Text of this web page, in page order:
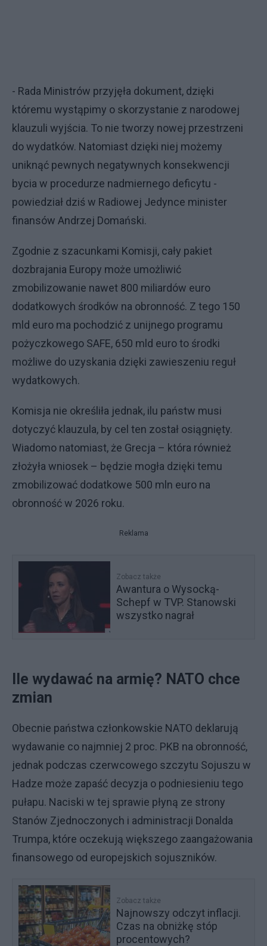
- Rada Ministrów przyjęła dokument, dzięki
któremu wystąpimy o skorzystanie z narodowej
klauzuli wyjścia. To nie tworzy nowej przestrzeni
do wydatków. Natomiast dzięki niej możemy
uniknąć pewnych negatywnych konsekwencji
bycia w procedurze nadmiernego deficytu -
powiedział dziś w Radiowej Jedynce minister
finansów Andrzej Domański.
Zgodnie z szacunkami Komisji, cały pakiet
dozbrajania Europy może umożliwić
zmobilizowanie nawet 800 miliardów euro
dodatkowych środków na obronność. Z tego 150
mld euro ma pochodzić z unijnego programu
pożyczkowego SAFE, 650 mld euro to środki
możliwe do uzyskania dzięki zawieszeniu reguł
wydatkowych.
Komisja nie określiła jednak, ilu państw musi
dotyczyć klauzula, by cel ten został osiągnięty.
Wiadomo natomiast, że Grecja – która również
złożyła wniosek – będzie mogła dzięki temu
zmobilizować dodatkowe 500 mln euro na
obronność w 2026 roku.
Reklama
Zobacz także
Awantura o Wysocką-
Schepf w TVP. Stanowski
wszystko nagrał
Ile wydawać na armię? NATO chce
zmian
Obecnie państwa członkowskie NATO deklarują
wydawanie co najmniej 2 proc. PKB na obronność,
jednak podczas czerwcowego szczytu Sojuszu w
Hadze może zapaść decyzja o podniesieniu tego
pułapu. Naciski w tej sprawie płyną ze strony
Stanów Zjednoczonych i administracji Donalda
Trumpa, które oczekują większego zaangażowania
finansowego od europejskich sojuszników.
Zobacz także
Najnowszy odczyt inflacji.
Czas na obniżkę stóp
procentowych?